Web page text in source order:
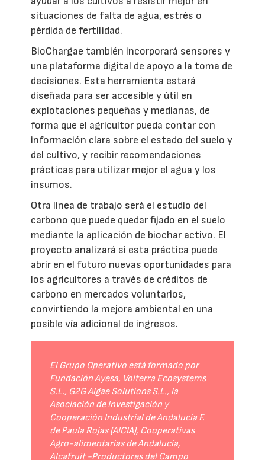
situaciones de falta de agua, estrés o
pérdida de fertilidad.
BioChargae también incorporará sensores y
una plataforma digital de apoyo a la toma de
decisiones. Esta herramienta estará
diseñada para ser accesible y útil en
explotaciones pequeñas y medianas, de
forma que el agricultor pueda contar con
información clara sobre el estado del suelo y
del cultivo, y recibir recomendaciones
prácticas para utilizar mejor el agua y los
insumos.
Otra línea de trabajo será el estudio del
carbono que puede quedar fijado en el suelo
mediante la aplicación de biochar activo. El
proyecto analizará si esta práctica puede
abrir en el futuro nuevas oportunidades para
los agricultores a través de créditos de
carbono en mercados voluntarios,
convirtiendo la mejora ambiental en una
posible vía adicional de ingresos.
El Grupo Operativo está formado por
Fundación Ayesa, Volterra Ecosystems
S.L., G2G Algae Solutions S.L., la
Asociación de Investigación y
Cooperación Industrial de Andalucía F.
de Paula Rojas (AICIA), Cooperativas
Agro-alimentarias de Andalucía,
Alcafruit -Productores del Campo